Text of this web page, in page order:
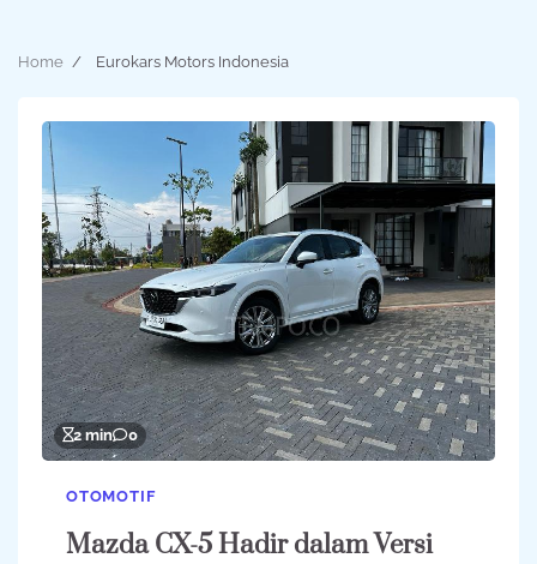
Home Eurokars Motors Indonesia
2 min 0
OTOMOTIF
Mazda CX-5 Hadir dalam Versi